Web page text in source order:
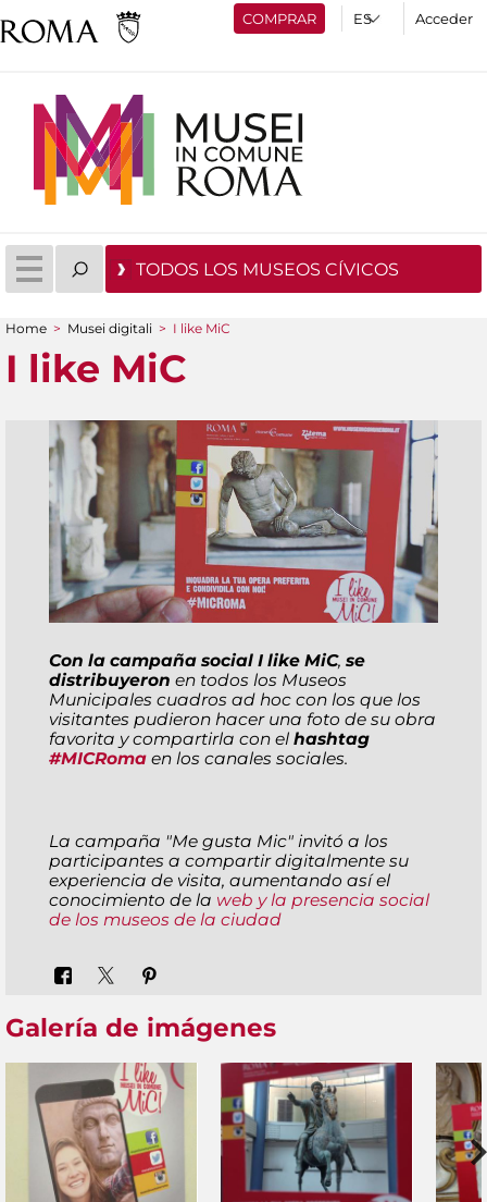
COMPRAR Acceder
TODOS LOS MUSEOS CÍVICOS
You are here
Home > Musei digitali > I like MiC
I like MiC
Con la campaña social I like MiC, se
distribuyeron en todos los Museos
Municipales cuadros ad hoc con los que los
visitantes pudieron hacer una foto de su obra
favorita y compartirla con el hashtag
#MICRoma en los canales sociales.
La campaña "Me gusta Mic" invitó a los
participantes a compartir digitalmente su
experiencia de visita, aumentando así el
conocimiento de la web y la presencia social
de los museos de la ciudad
Galería de imágenes